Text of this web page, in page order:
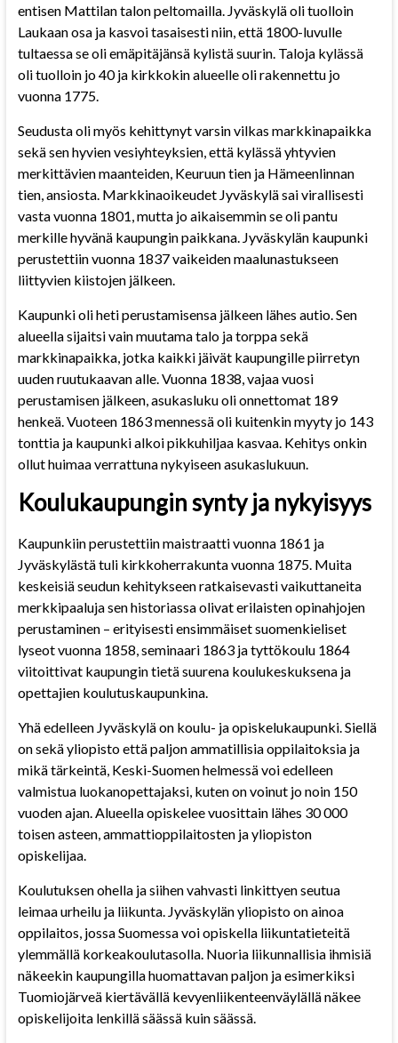
entisen Mattilan talon peltomailla. Jyväskylä oli tuolloin
Laukaan osa ja kasvoi tasaisesti niin, että 1800-luvulle
tultaessa se oli emäpitäjänsä kylistä suurin. Taloja kylässä
oli tuolloin jo 40 ja kirkkokin alueelle oli rakennettu jo
vuonna 1775.
Seudusta oli myös kehittynyt varsin vilkas markkinapaikka
sekä sen hyvien vesiyhteyksien, että kylässä yhtyvien
merkittävien maanteiden, Keuruun tien ja Hämeenlinnan
tien, ansiosta. Markkinaoikeudet Jyväskylä sai virallisesti
vasta vuonna 1801, mutta jo aikaisemmin se oli pantu
merkille hyvänä kaupungin paikkana. Jyväskylän kaupunki
perustettiin vuonna 1837 vaikeiden maalunastukseen
liittyvien kiistojen jälkeen.
Kaupunki oli heti perustamisensa jälkeen lähes autio. Sen
alueella sijaitsi vain muutama talo ja torppa sekä
markkinapaikka, jotka kaikki jäivät kaupungille piirretyn
uuden ruutukaavan alle. Vuonna 1838, vajaa vuosi
perustamisen jälkeen, asukasluku oli onnettomat 189
henkeä. Vuoteen 1863 mennessä oli kuitenkin myyty jo 143
tonttia ja kaupunki alkoi pikkuhiljaa kasvaa. Kehitys onkin
ollut huimaa verrattuna nykyiseen asukaslukuun.
Koulukaupungin synty ja nykyisyys
Kaupunkiin perustettiin maistraatti vuonna 1861 ja
Jyväskylästä tuli kirkkoherrakunta vuonna 1875. Muita
keskeisiä seudun kehitykseen ratkaisevasti vaikuttaneita
merkkipaaluja sen historiassa olivat erilaisten opinahjojen
perustaminen – erityisesti ensimmäiset suomenkieliset
lyseot vuonna 1858, seminaari 1863 ja tyttökoulu 1864
viitoittivat kaupungin tietä suurena koulukeskuksena ja
opettajien koulutuskaupunkina.
Yhä edelleen Jyväskylä on koulu- ja opiskelukaupunki. Siellä
on sekä yliopisto että paljon ammatillisia oppilaitoksia ja
mikä tärkeintä, Keski-Suomen helmessä voi edelleen
valmistua luokanopettajaksi, kuten on voinut jo noin 150
vuoden ajan. Alueella opiskelee vuosittain lähes 30 000
toisen asteen, ammattioppilaitosten ja yliopiston
opiskelijaa.
Koulutuksen ohella ja siihen vahvasti linkittyen seutua
leimaa urheilu ja liikunta. Jyväskylän yliopisto on ainoa
oppilaitos, jossa Suomessa voi opiskella liikuntatieteitä
ylemmällä korkeakoulutasolla. Nuoria liikunnallisia ihmisiä
näkeekin kaupungilla huomattavan paljon ja esimerkiksi
Tuomiojärveä kiertävällä kevyenliikenteenväylällä näkee
opiskelijoita lenkillä säässä kuin säässä.